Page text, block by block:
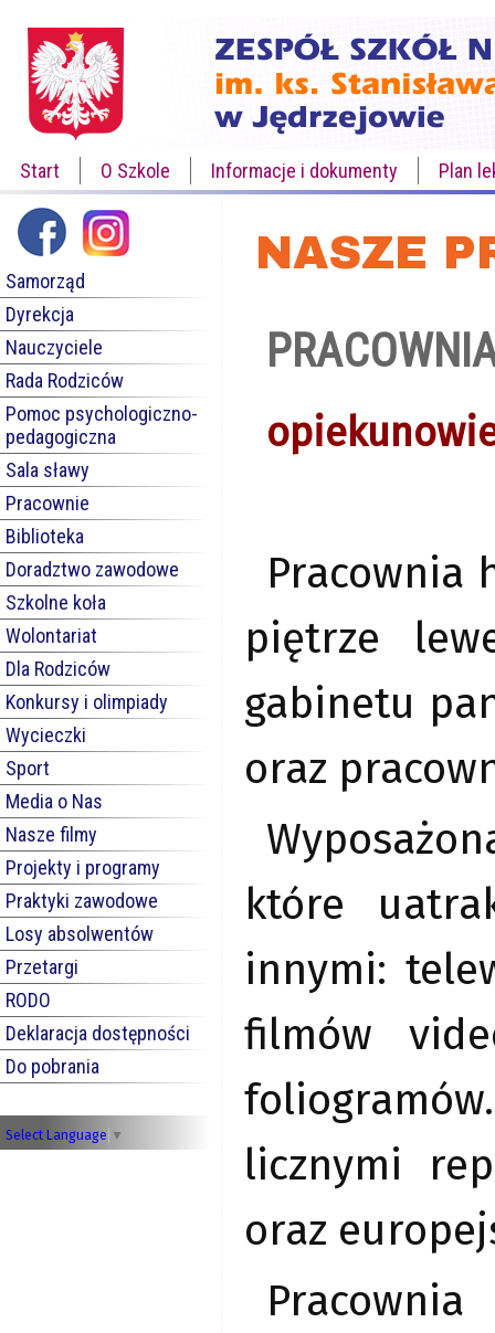
Start O Szkole Informacje i dokumenty Plan
Samorząd
Dyrekcja
Nauczyciele
Rada Rodziców
Pomoc psychologiczno-
pedagogiczna
Sala sławy
Pracownie
Biblioteka
Doradztwo zawodowe
Szkolne koła
Wolontariat
Dla Rodziców
Konkursy i olimpiady
Wycieczki
Sport
Media o Nas
Nasze filmy
Projekty i programy
Praktyki zawodowe
Losy absolwentów
Przetargi
RODO
Deklaracja dostępności
Do pobrania
Select Language ▼
NASZE
Pracownia
piętrze
gabinetu
oraz
które
innymi:
filmów
licznymi
oraz